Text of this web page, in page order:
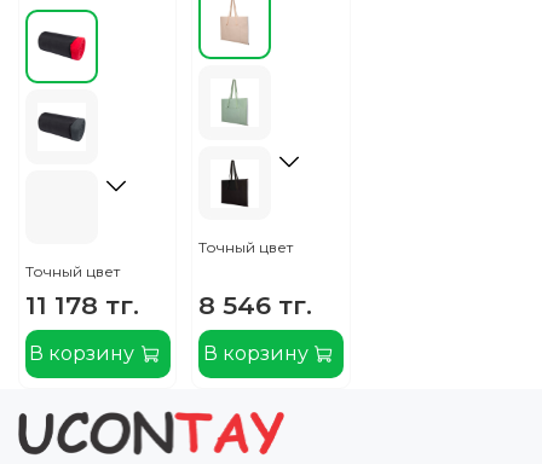
Точный цвет
11 178 тг.
В корзину
Точный цвет
8 546 тг.
В корзину